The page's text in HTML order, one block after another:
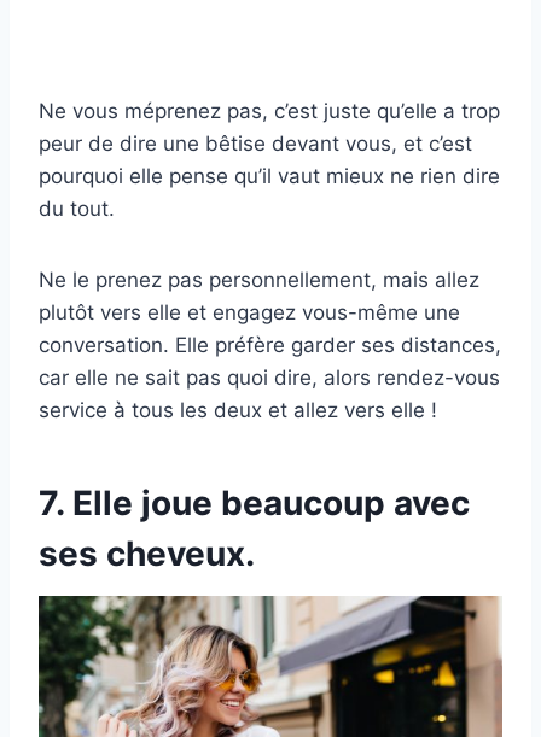
Ne vous méprenez pas, c’est juste qu’elle a trop
peur de dire une bêtise devant vous, et c’est
pourquoi elle pense qu’il vaut mieux ne rien dire
du tout.
Ne le prenez pas personnellement, mais allez
plutôt vers elle et engagez vous-même une
conversation. Elle préfère garder ses distances,
car elle ne sait pas quoi dire, alors rendez-vous
service à tous les deux et allez vers elle !
7. Elle joue beaucoup avec
ses cheveux.